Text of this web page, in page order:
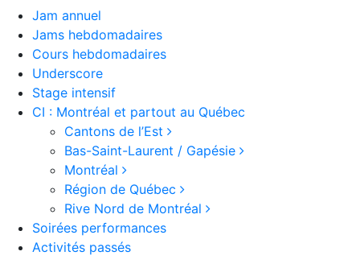
Jam annuel
Jams hebdomadaires
Cours hebdomadaires
Underscore
Stage intensif
CI : Montréal et partout au Québec
Cantons de l’Est
Bas-Saint-Laurent / Gapésie
Montréal
Région de Québec
Rive Nord de Montréal
Soirées performances
Activités passés